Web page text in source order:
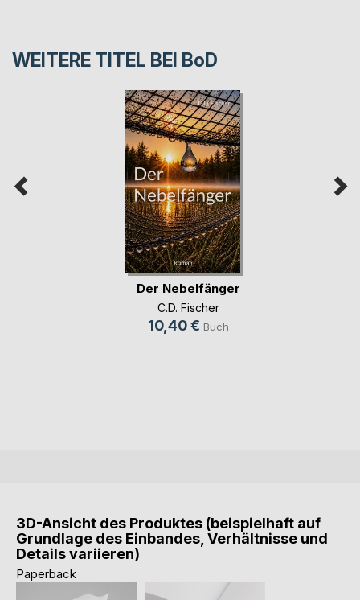
WEITERE TITEL BEI BoD
Der Nebelfänger
C.D. Fischer
10,40 € Buch
3D-Ansicht des Produktes (beispielhaft auf
Grundlage des Einbandes, Verhältnisse und
Details variieren)
Paperback